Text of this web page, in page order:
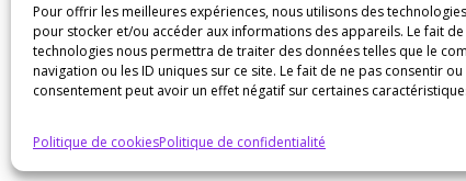
Pour offrir les meilleures expériences, nous utilisons des
pour stocker et/ou accéder aux informations des appareils. Le fait
technologies nous permettra de traiter des données telles que le
navigation ou les ID uniques sur ce site. Le fait de ne pas consentir
consentement peut avoir un effet négatif sur certaines
Politique de cookiesPolitique de confidentialité